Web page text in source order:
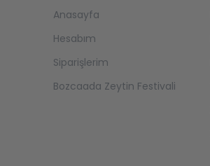
Anasayfa
Hesabım
Siparişlerim
Bozcaada Zeytin Festivali